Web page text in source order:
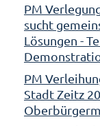
PM
sucht
Lösungen -
PM
Stadt Zeitz